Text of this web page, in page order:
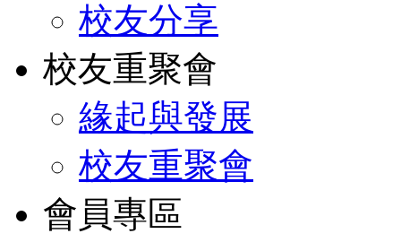
校友分享
校友重聚會
緣起與發展
校友重聚會
會員專區